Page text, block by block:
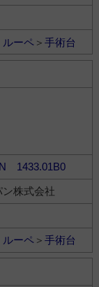
ルーペ＞ 手術台
1433.01B0
株式会社
ルーペ＞ 手術台